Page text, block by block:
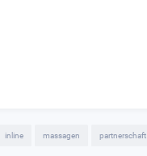
inline massagen partnerschaft